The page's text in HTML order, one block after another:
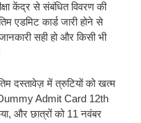
केंद्र से संबंधित विवरण की
एडमिट कार्ड जारी होने से
सही हो और किसी भी
दस्तावेज़ में त्रुटियों को खत्म
Dummy Admit Card 12th
और छात्रों को 11 नवंबर